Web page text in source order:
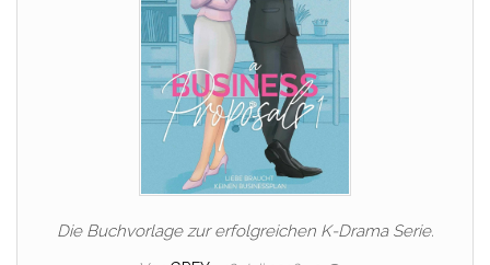
Die Buchvorlage zur erfolgreichen K-Drama Serie.